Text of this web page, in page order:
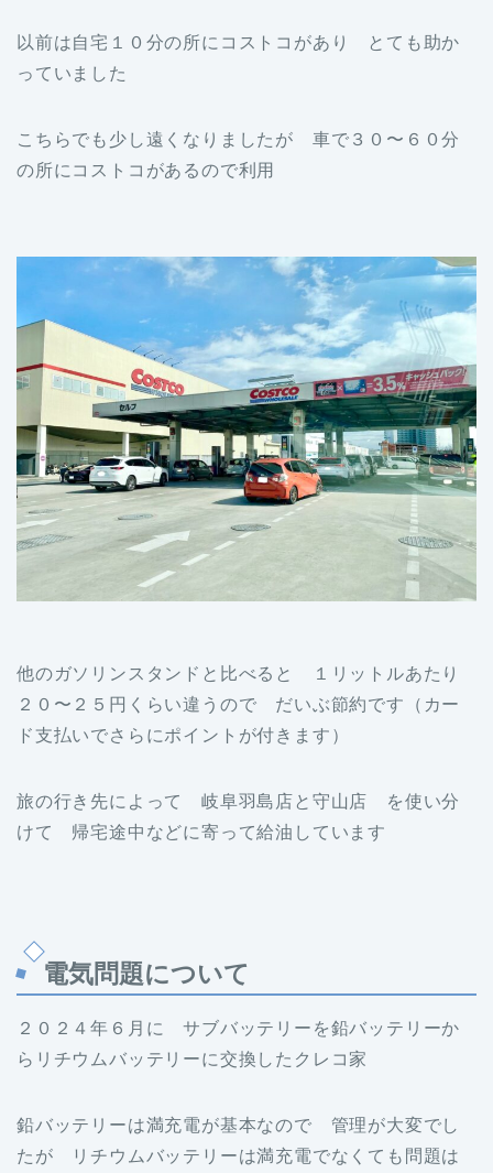
以前は自宅１０分の所にコストコがあり とても助か
っていました
こちらでも少し遠くなりましたが 車で３０〜６０分
の所にコストコがあるので利用
他のガソリンスタンドと比べると １リットルあたり
２０〜２５円くらい違うので だいぶ節約です（カー
ド支払いでさらにポイントが付きます）
旅の行き先によって 岐阜羽島店と守山店 を使い分
けて 帰宅途中などに寄って給油しています
電気問題について
２０２４年６月に サブバッテリーを鉛バッテリーか
らリチウムバッテリーに交換したクレコ家
鉛バッテリーは満充電が基本なので 管理が大変でし
たが リチウムバッテリーは満充電でなくても問題は